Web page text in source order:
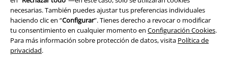
necesarias. También puedes ajustar tus preferencias individuales
haciendo clic en “Configurar”. Tienes derecho a revocar o modificar
tu consentimiento en cualquier momento en Configuración Cookies.
Para más información sobre protección de datos, visita Política de
privacidad.
15%
descuento
E-mail Newsletter
¡Cheque regalo del 15% de descuento,
suscríbete ahora!Más